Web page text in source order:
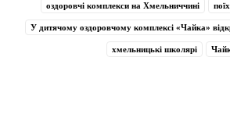
оздоровчі комплекси на Хмельниччині
У дитячому оздоровчому комплексі «Чайка»
хмельницькі школярі